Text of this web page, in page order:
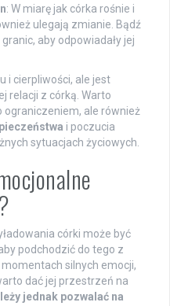
: W miarę jak córka rośnie i
ulegają zmianie. Bądź
aby odpowiadały jej
i cierpliwości, ale jest
relacji z córką. Warto
ograniczeniem, ale również
i poczucia
sytuacjach życiowych.
córki może być
podchodzić do tego z
silnych emocji,
dać jej przestrzeń na
jednak pozwalać na